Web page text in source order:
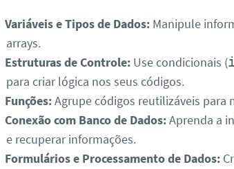
Variáveis e Tipos de Dados:Manipule
arrays.
Estruturas de Controle:Use condicionais (
para criar lógica nos seus códigos.
Funções:Agrupe códigos reutilizáveis para
Conexão com Banco de Dados:Aprenda a
e recuperar informações.
Formulários e Processamento de Dados: